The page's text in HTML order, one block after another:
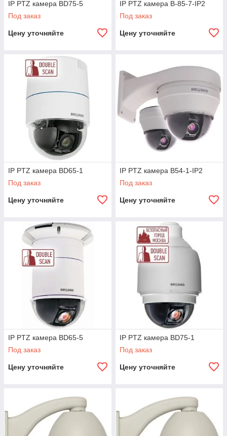
IP PTZ камера BD75-5
Под заказ
Цену уточняйте
IP PTZ камера B-85-7-IP2
Под заказ
Цену уточняйте
IP PTZ камера BD65-1
Под заказ
Цену уточняйте
IP PTZ камера B54-1-IP2
Под заказ
Цену уточняйте
IP PTZ камера BD65-5
Под заказ
Цену уточняйте
IP PTZ камера BD75-1
Под заказ
Цену уточняйте